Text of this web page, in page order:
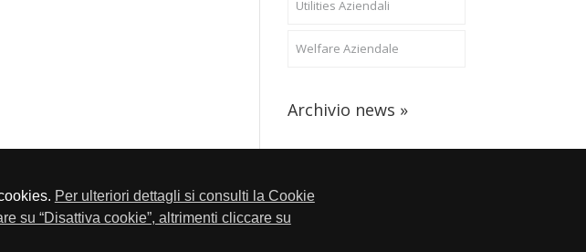
Per ulteriori dettagli si consulti la Cookie
su “Disattiva cookie”, altrimenti cliccare su
Utilities Aziendali
Welfare Aziendale
Archivio news »
- Fax 030-2304108